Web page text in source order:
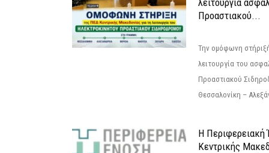
λειτουργία
Προαστιακού...
Την ομόφωνη
λειτουργία του
Προαστιακού
Θεσσαλονίκη –
Η
Κεντρικής